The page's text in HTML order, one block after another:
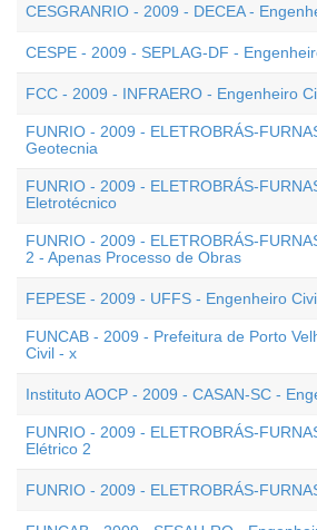
CESGRANRIO - 2009 - DECEA -
CESPE - 2009 - SEPLAG-DF -
FCC - 2009 - INFRAERO - Engenheiro
FUNRIO - 2009 - ELETROBRÁS-
Geotecnia
FUNRIO - 2009 - ELETROBRÁS-
Eletrotécnico
FUNRIO - 2009 - ELETROBRÁS-
2 - Apenas Processo de Obras
FEPESE - 2009 - UFFS - Engenheiro
FUNCAB - 2009 - Prefeitura de Porto
Civil - x
Instituto AOCP - 2009 - CASAN-SC -
FUNRIO - 2009 - ELETROBRÁS-
Elétrico 2
FUNRIO - 2009 - ELETROBRÁS-